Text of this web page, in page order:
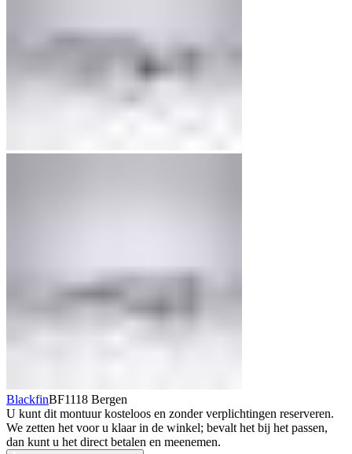
BlackfinBF1118 Bergen
U kunt dit montuur kosteloos en zonder verplichtingen reserveren.
We zetten het voor u klaar in de winkel; bevalt het bij het passen,
dan kunt u het direct betalen en meenemen.